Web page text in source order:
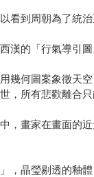
看到周朝為了統
漢的「行氣導引
幾何圖案象徵天
，所有悲歡離合只
，畫家在畫面的
，晶瑩剔透的釉